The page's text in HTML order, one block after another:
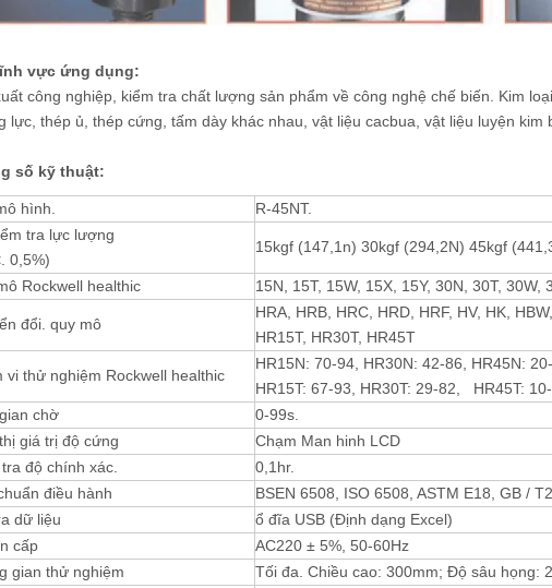
vực ứng dụng:
công nghiệp, kiểm tra chất lượng sản phẩm về công nghệ chế biến. Kim
lực, thép ủ, thép cứng, tấm dày khác nhau, vật liệu cacbua, vật liệu luyện kim
số kỹ thuật:
hình.
R-45NT.
tra lực lượng
0,5%)
15kgf (147,1n) 30kgf (294,2N) 45kgf
Rockwell healthic 15N, 15T, 15W, 15X, 15Y, 30N, 30T, 30W,
đổi. quy mô
HRA, HRB, HRC, HRD, HRF, HV, HK,
HR15T, HR30T, HR45T
vi thử nghiệm Rockwell healthic
HR15N: 70-94, HR30N: 42-86, HR45N: 20-
HR15T: 67-93, HR30T: 29-82, HR45T: 10-
chờ
0-99s.
giá trị độ cứng
Chạm Man hinh LCD
độ chính xác.
0,1hr.
điều hành
BSEN 6508, ISO 6508, ASTM E18, GB /
dữ liệu
ổ đĩa USB (Định dạng Excel)
cấp
AC220 ± 5%, 50-60Hz
gian thử nghiệm
Tối đa. Chiều cao: 300mm; Độ sâu họng: